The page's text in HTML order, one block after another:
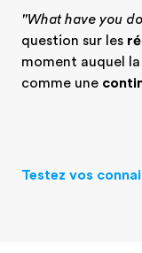
"What have you
question sur les
moment auquel
comme une
Testez vos